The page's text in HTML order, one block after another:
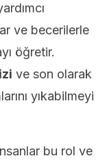
ve becerilerle
öğretir.
ve son olarak
yıkabilmeyi
bu rol ve